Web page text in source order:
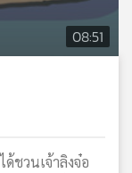
08:51
ชวนเจ้าลิงจ๋อ